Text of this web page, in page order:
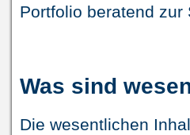
Portfolio beratend zur
Was sind
Die wesentlichen